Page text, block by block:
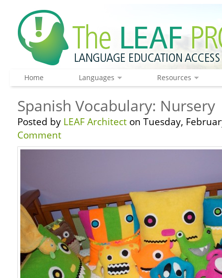
Home Languages Resources
Spanish Vocabulary: Nursery
Posted by LEAF Architect on Tuesday,
Comment